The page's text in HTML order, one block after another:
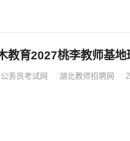
教育2027桃李教师基地
公务员考试网 湖北教师招聘网